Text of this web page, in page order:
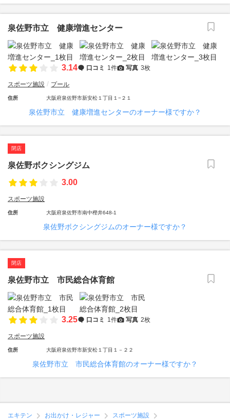
泉佐野市立 健康増進センター
3.14 口コミ 1件 写真 3枚
スポーツ施設 プール
住所 大阪府泉佐野市新安松１丁目１−２１
泉佐野市立 健康増進センターのオーナー様ですか？
閉店
泉佐野ボクシングジム
3.00
スポーツ施設
住所 大阪府泉佐野市南中樫井648-1
泉佐野ボクシングジムのオーナー様ですか？
閉店
泉佐野市立 市民総合体育館
3.25 口コミ 1件 写真 2枚
スポーツ施設
住所 大阪府泉佐野市新安松１丁目１－２２
泉佐野市立 市民総合体育館のオーナー様ですか？
エキテン お出かけ・レジャー
スポーツ施設